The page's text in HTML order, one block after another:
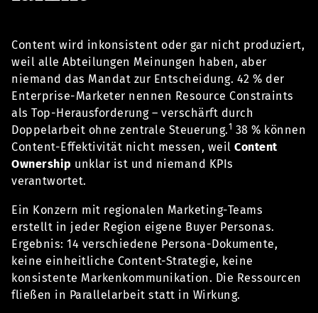
Content wird inkonsistent oder gar nicht produziert,
weil alle Abteilungen Meinungen haben, aber
niemand das Mandat zur Entscheidung. 42 % der
Enterprise-Marketer nennen Resource Constraints
als Top-Herausforderung – verschärft durch
Doppelarbeit ohne zentrale Steuerung.1 38 % können
Content-Effektivität nicht messen, weil Content
Ownership unklar ist und niemand KPIs
verantwortet.
Ein Konzern mit regionalen Marketing-Teams
erstellt in jeder Region eigene Buyer Personas.
Ergebnis: 14 verschiedene Persona-Dokumente,
keine einheitliche Content-Strategie, keine
konsistente Markenkommunikation. Die Ressourcen
fließen in Parallelarbeit statt in Wirkung.